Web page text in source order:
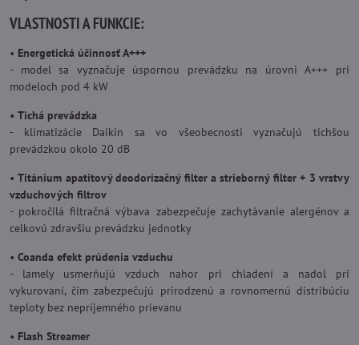
VLASTNOSTI A FUNKCIE:
• Energetická účinnosť A+++
- model sa vyznačuje úspornou prevádzku na úrovni A+++ pri
modeloch pod 4 kW
• Tichá prevádzka
- klimatizácie Daikin sa vo všeobecnosti vyznačujú tichšou
prevádzkou okolo 20 dB
•Titánium apatitový deodorizačný filter a strieborný filter + 3 vrstvy
vzduchových filtrov
- pokročilá filtračná výbava zabezpečuje zachytávanie alergénov a
celkovú zdravšiu prevádzku jednotky
• Coanda efekt prúdenia vzduchu
- lamely usmerňujú vzduch nahor pri chladení a nadol pri
vykurovaní, čím zabezpečujú prirodzenú a rovnomernú distribúciu
teploty bez nepríjemného prievanu
• Flash Streamer